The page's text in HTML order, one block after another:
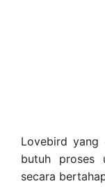
Lovebird yang
butuh proses
secara